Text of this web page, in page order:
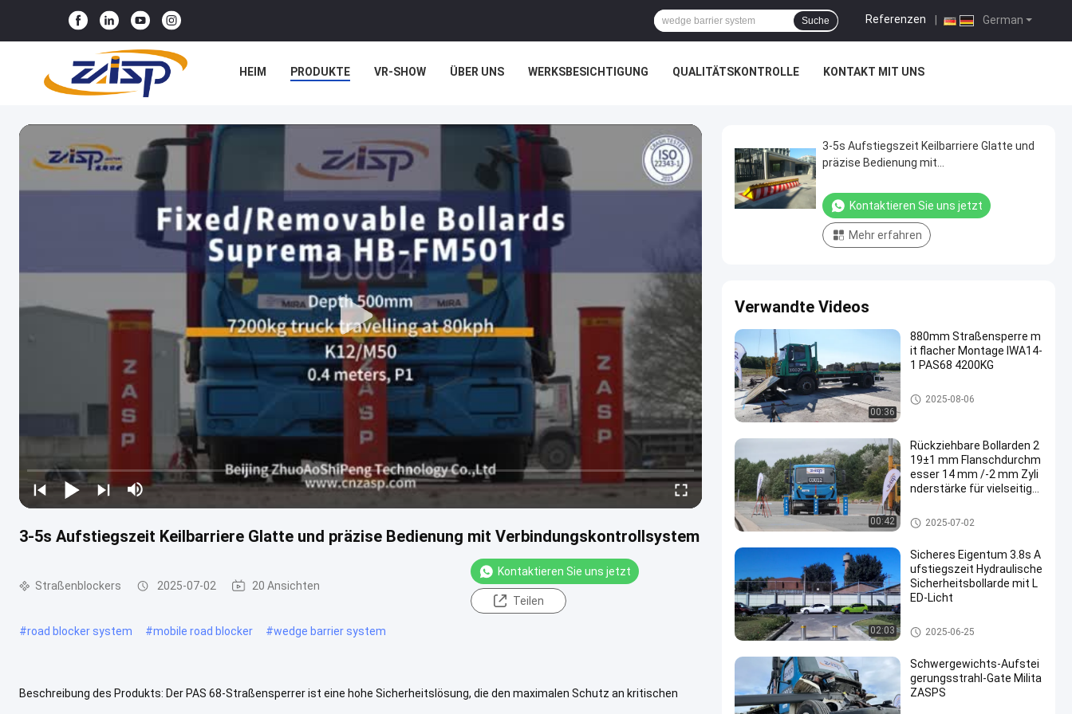
German
Referenzen
Suche
HEIM PRODUKTE VR-SHOW ÜBER UNS WERKSBESICHTIGUNG QUALITÄTSKONTROLLE KONTAKT MIT UNS
3-5s Aufstiegszeit Keilbarriere Glatte und präzise Bedienung mit Verbindungskontrollsystem
Straßenblockers 2025-07-02 20 Ansichten
Kontaktieren Sie uns jetzt
Teilen
#road blocker system #mobile road blocker #wedge barrier system
Beschreibung des Produkts: Der PAS 68-Straßensperrer ist eine hohe Sicherheitslösung, die den maximalen Schutz an kritischen
3-5s Aufstiegszeit Keilbarriere Glatte und
präzise Bedienung mit
Kontaktieren Sie uns jetzt
Mehr erfahren
Verwandte Videos
00:36
880mm Straßensperre m
it flacher Montage IWA14-
1 PAS68 4200KG
Straßenblockers
2025-08-06
00:42
Rückziehbare Bollarden 2
19±1 mm Flanschdurchm
esser 14 mm /-2 mm Zyli
nderstärke für vielseitige
Abnehmbare Pollarde
2025-07-02
02:03
Sicheres Eigentum 3.8s A
ufstiegszeit Hydraulische
Sicherheitsbollarde mit L
ED-Licht
Automatische Schiffspoller
2025-06-25
Schwergewichts-Aufstei
gerungsstrahl-Gate Milita
ZASPS